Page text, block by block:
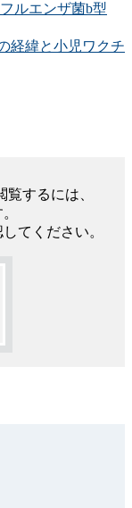
ルエンザ菌b型
経緯と小児ワクチ
覧するには、
てください。